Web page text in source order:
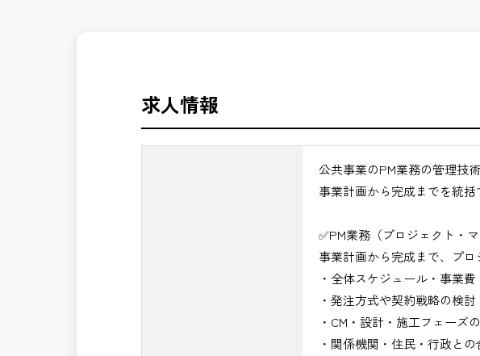
・年収1,200万円以上の高待遇が期待できるキャリア領域
→ 技術士としての価値を最大化できる仕事
■勤務地について、ご希望のある方は別途ご相談ください。
（東北地方、関東地方、中部地方、近畿地方など）
■発注者支援業務＜希望する業務をお選びください。＞
・NEXCO（ネクスコ）施工管理
求人情報
公共事業のPM業務の管理技
事業計画から完成までを統
✅PM業務（プロジェクト・マ
事業計画から完成まで、プロ
・全体スケジュール・事業
・発注方式や契約戦略の検
・CM・設計・施工フェーズ
・関係機関・住民・行政と